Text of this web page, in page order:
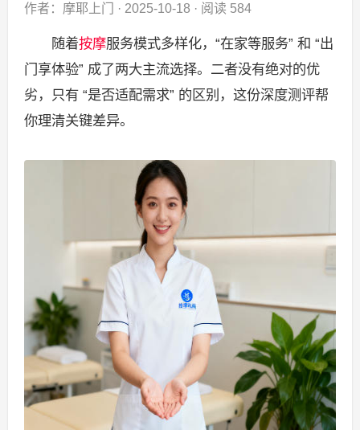
作者：摩耶上门 · 2025-10-18 · 阅读 584
随着按摩服务模式多样化，“在家等服务” 和 “出
门享体验” 成了两大主流选择。二者没有绝对的优
劣，只有 “是否适配需求” 的区别，这份深度测评帮
你理清关键差异。